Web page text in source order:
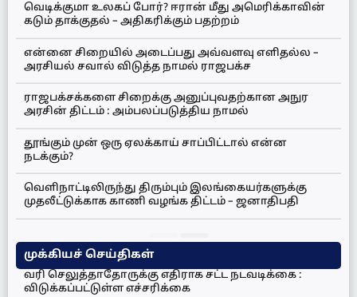
வெடிக்குமா உலகப் போர்? ஈரான் மீது அமெரிக்காவின்
கடும் தாக்குதல் – அதிகரிக்கும் பதற்றம்
என்னை சிறையில் அடைப்பது அவ்வளவு எளிதல்ல –
அரசியல் சவால் விடுத்த நாமல் ராஜபக்ச
ராஜபக்சக்களை சிறைக்கு அனுப்புவதற்கான அநுர
அரசின் திட்டம் : அம்பலப்படுத்திய நாமல்
தூங்கும் முன் ஒரு ஏலக்காய் சாப்பிட்டால் என்ன
நடக்கும்?
வெளிநாட்டிலிருந்து திரும்பும் இலங்கையர்களுக்கு
முதலீட்டுக்காக காணி வழங்க திட்டம் – ஜனாதிபதி
முக்கியச் செய்திகள்
வரி செலுத்தாதோருக்கு எதிராக சட்ட நடவடிக்கை :
விடுக்கப்பட்டுள்ள எச்சரிக்கை